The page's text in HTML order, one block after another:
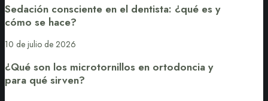
si
provocan
dolor?
en
el
dentista:
es
y
Sedación consciente en el dentista: ¿qué es y
cómo se hace?
¿Qué
los
microtornillos
10 de julio de 2026
¿Qué son los microtornillos en ortodoncia y
para qué sirven?